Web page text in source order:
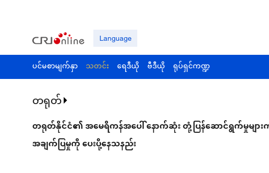
Language
ပင်မစာမျက်နှာ သတင်း ရေဒီယို ဗီဒီယို ရုပ်ရှင်ကဏ္ဍ
တရုတ်
တရုတ်နိုင်ငံ၏ အမေရိကန်အပေါ် နောက်ဆုံး တုံ့ပြန်ဆောင်ရွက်မှုမျ
အချက်ပြမှုကို ပေးပို့နေသနည်း